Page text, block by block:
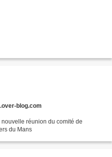
blog.com
réunion du comité de
du Mans